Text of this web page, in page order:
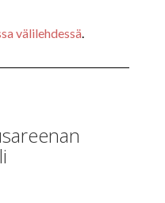
välilehdessä.